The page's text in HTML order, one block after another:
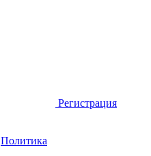
Регистрация
Политика